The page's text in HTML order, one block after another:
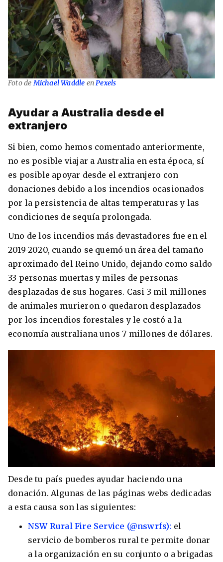
Foto deMichael Waddle enPexels
Ayudar a Australia desde el
extranjero
Si bien, como hemos comentado anteriormente,
no es posible viajar a Australia en esta época, sí
es posible apoyar desde el extranjero con
donaciones debido a los incendios ocasionados
por la persistencia de altas temperaturas y las
condiciones de sequía prolongada.
Uno de los incendios más devastadores fue en el
2019-2020, cuando se quemó un área del tamaño
aproximado del Reino Unido, dejando como saldo
33 personas muertas y miles de personas
desplazadas de sus hogares. Casi 3 mil millones
de animales murieron o quedaron desplazados
por los incendios forestales y le costó a la
economía australiana unos 7 millones de dólares.
Desde tu país puedes ayudar haciendo una
donación. Algunas de las páginas webs dedicadas
a esta causa son las siguientes:
NSW Rural Fire Service (@nswrfs): el
servicio de bomberos rural te permite donar
a la organización en su conjunto o a brigadas